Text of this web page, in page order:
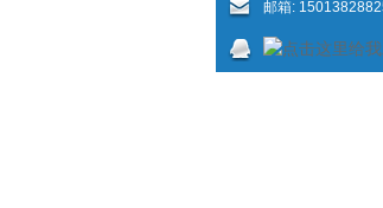
邮箱: